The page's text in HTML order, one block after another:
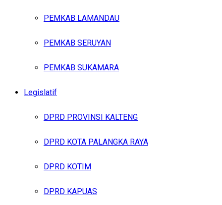
PEMKAB LAMANDAU
PEMKAB SERUYAN
PEMKAB SUKAMARA
Legislatif
DPRD PROVINSI KALTENG
DPRD KOTA PALANGKA RAYA
DPRD KOTIM
DPRD KAPUAS